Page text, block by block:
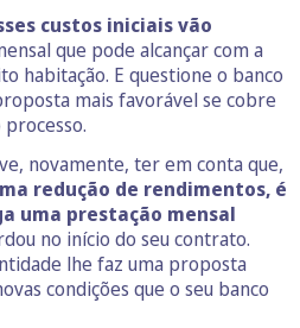
custos iniciais vão
que pode alcançar com a
habitação. E questione o banco
mais favorável se cobre
processo.
novamente, ter em conta que,
redução de rendimentos, é
uma prestação mensal
no início do seu contrato.
lhe faz uma proposta
condições que o seu banco